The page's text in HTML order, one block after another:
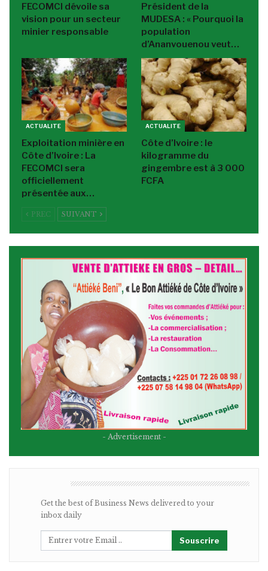
FECOMCI dévoile sa
vision pour un secteur
minier responsable
Président de la
MUDESA : « Pourquoi la
population
d’Ananvouenou veut…
ACTUALITE
Exploitation minière en
Côte d’Ivoire : La
FECOMCI sera
officiellement
présentée aux…
ACTUALITE
Côte d’Ivoire : le
kilogramme du
gingembre est à 3 000
FCFA
PREC SUIVANT
- Advertisement -
Get the best of Business News delivered to your
inbox daily
Souscrire